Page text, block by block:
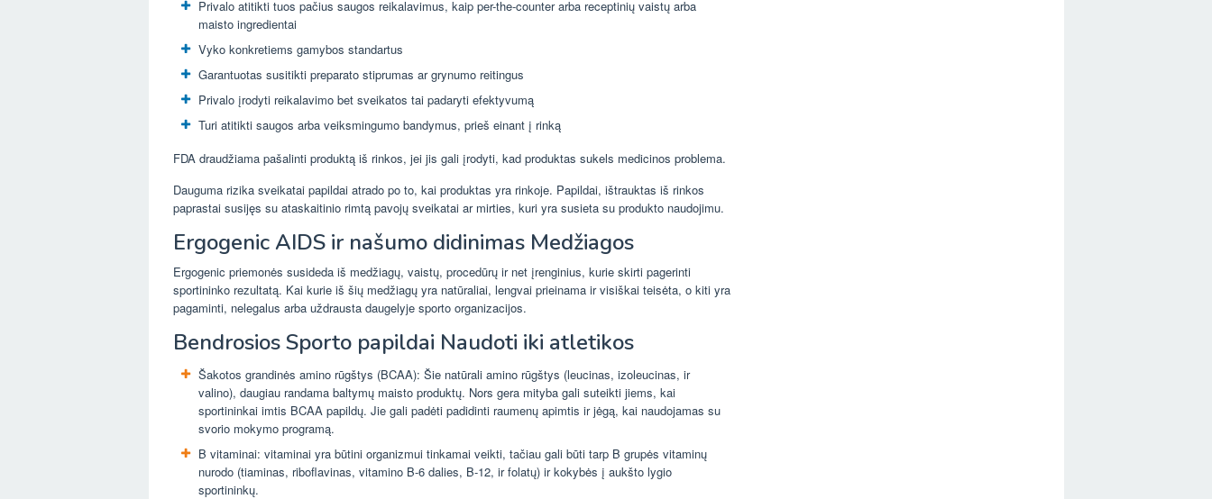
Privalo atitikti tuos pačius saugos reikalavimus, kaip per-the-counter arba receptinių vaistų arba
maisto ingredientai
Vyko konkretiems gamybos standartus
Garantuotas susitikti preparato stiprumas ar grynumo reitingus
Privalo įrodyti reikalavimo bet sveikatos tai padaryti efektyvumą
Turi atitikti saugos arba veiksmingumo bandymus, prieš einant į rinką
FDA draudžiama pašalinti produktą iš rinkos, jei jis gali įrodyti, kad produktas sukels medicinos problema.
Dauguma rizika sveikatai papildai atrado po to, kai produktas yra rinkoje. Papildai, ištrauktas iš rinkos
paprastai susijęs su ataskaitinio rimtą pavojų sveikatai ar mirties, kuri yra susieta su produkto naudojimu.
Ergogenic AIDS ir našumo didinimas Medžiagos
Ergogenic priemonės susideda iš medžiagų, vaistų, procedūrų ir net įrenginius, kurie skirti pagerinti
sportininko rezultatą. Kai kurie iš šių medžiagų yra natūraliai, lengvai prieinama ir visiškai teisėta, o kiti yra
pagaminti, nelegalus arba uždrausta daugelyje sporto organizacijos.
Bendrosios Sporto papildai Naudoti iki atletikos
Šakotos grandinės amino rūgštys (BCAA): Šie natūrali amino rūgštys (leucinas, izoleucinas, ir
valino), daugiau randama baltymų maisto produktų. Nors gera mityba gali suteikti jiems, kai
sportininkai imtis BCAA papildų. Jie gali padėti padidinti raumenų apimtis ir jėgą, kai naudojamas su
svorio mokymo programą.
B vitaminai: vitaminai yra būtini organizmui tinkamai veikti, tačiau gali būti tarp B grupės vitaminų
nurodo (tiaminas, riboflavinas, vitamino B-6 dalies, B-12, ir folatų) ir kokybės į aukšto lygio
sportininkų.